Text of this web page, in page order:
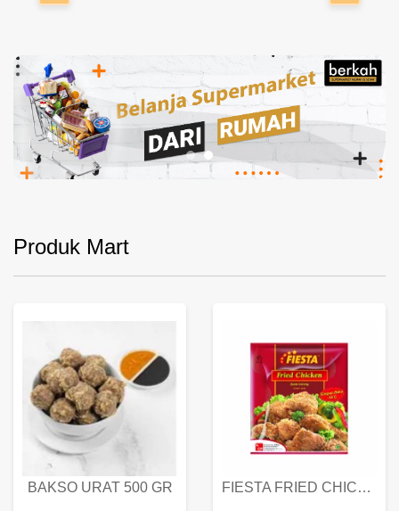
Produk Mart
BAKSO URAT 500 GR FIESTA FRIED CHICKEN 500 GR